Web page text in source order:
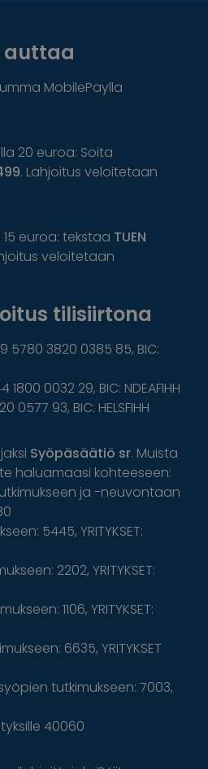
auttaa
MobilePaylla
20 euroa: Soita
. Lahjoitus veloitetaan
euroa: tekstaa TUEN
veloitetaan
tilisiirtona
5780 3820 0385 85, BIC:
1800 0032 29, BIC: NDEAFIHH
0577 93, BIC: HELSFIHH
Syöpäsäätiö sr. Muista
haluamaasi kohteeseen:
ja -neuvontaan
5445, YRITYKSET:
2202, YRITYKSET:
1106, YRITYKSET:
6635, YRITYKSET
tutkimukseen: 7003,
40060